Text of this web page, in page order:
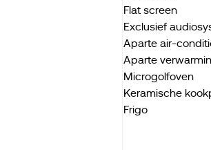
Flat screen
Exclusief
Aparte air-
Aparte
Microgolfoven
Keramische
Frigo